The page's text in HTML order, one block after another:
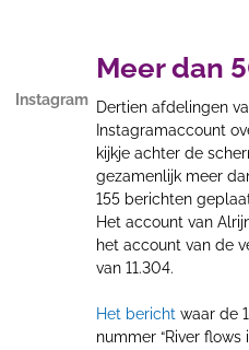
Instagram
Meer dan
Dertien afdelingen
Instagramaccount
kijkje achter de
gezamenlijk meer
155 berichten
Het account van
het account van de
van 11.304.
Het bericht waar de
nummer “River